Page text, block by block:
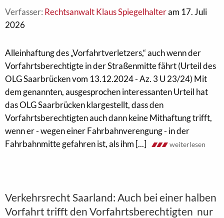
Verfasser: Rechtsanwalt Klaus Spiegelhalteram 17. Juli
2026
Alleinhaftung des „Vorfahrtverletzers,“ auch wenn der
Vorfahrtsberechtigte in der Straßenmitte fährt (Urteil des
OLG Saarbrücken vom 13.12.2024 - Az. 3 U 23/24) Mit
dem genannten, ausgesprochen interessanten Urteil hat
das OLG Saarbrücken klargestellt, dass den
Vorfahrtsberechtigten auch dann keine Mithaftung trifft,
wenn er - wegen einer Fahrbahnverengung - in der
Fahrbahnmitte gefahren ist, als ihm [...]
weiterlesen
Verkehrsrecht Saarland: Auch bei einer halben
Vorfahrt trifft den Vorfahrtsberechtigten nur